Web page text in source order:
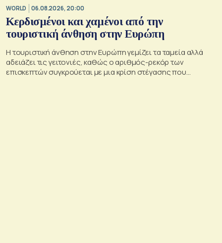
WORLD 06.08.2026, 20:00
Κερδισμένοι και χαμένοι από την
τουριστική άνθηση στην Ευρώπη
Η τουριστική άνθηση στην Ευρώπη γεμίζει τα ταμεία αλλά
αδειάζει τις γειτονιές, καθώς ο αριθμός-ρεκόρ των
επισκεπτών συγκρούεται με μια κρίση στέγασης που